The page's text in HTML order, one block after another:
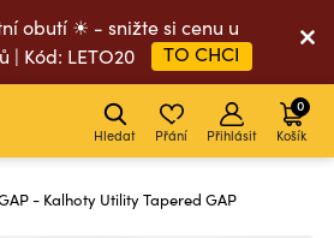
obutí ☀ - snižte si cenu u
| Kód: LETO20
TO CHCI
Hledat Přání Přihlásit Košík
0
- Kalhoty Utility Tapered GAP